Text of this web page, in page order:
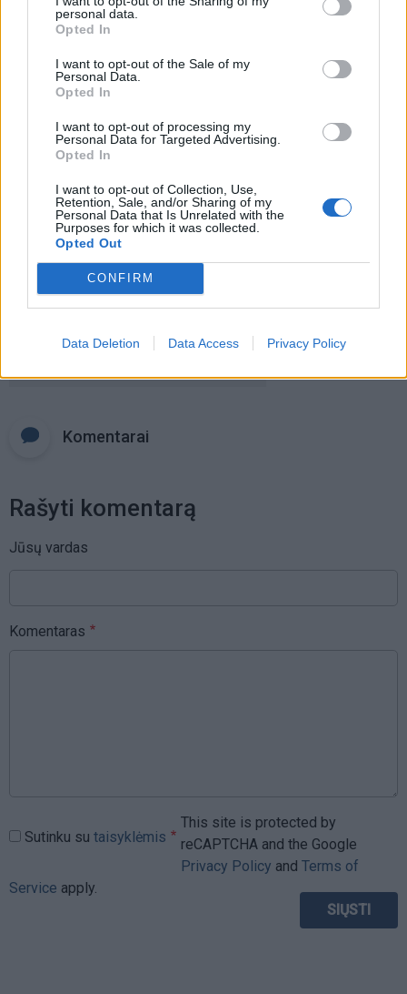
personal data.
Opted In
I want to opt-out of the Sale of my
Personal Data.
Opted In
I want to opt-out of processing my
Personal Data for Targeted Advertising.
Opted In
I want to opt-out of Collection, Use,
Retention, Sale, and/or Sharing of my
Personal Data that Is Unrelated with the
Purposes for which it was collected.
Opted Out
CONFIRM
Data Deletion Data Access Privacy Policy
sumaišo
be chemijos: ką įdėti į vidų
Šiais mėnesiais gimę žmonės yra
patys sėkmingiausi
Komentarai
Rašyti komentarą
Jūsų vardas
Komentaras
Sutinku su taisyklėmis
This site is protected by
reCAPTCHA and the Google
Privacy Policy and Terms of
Service apply.